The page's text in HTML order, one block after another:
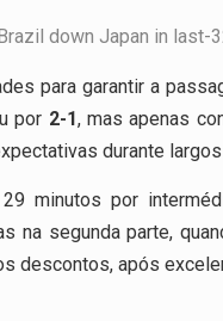
para garantir a
por 2-1, mas apenas
durante
minutos por
na segunda parte,
descontos, após